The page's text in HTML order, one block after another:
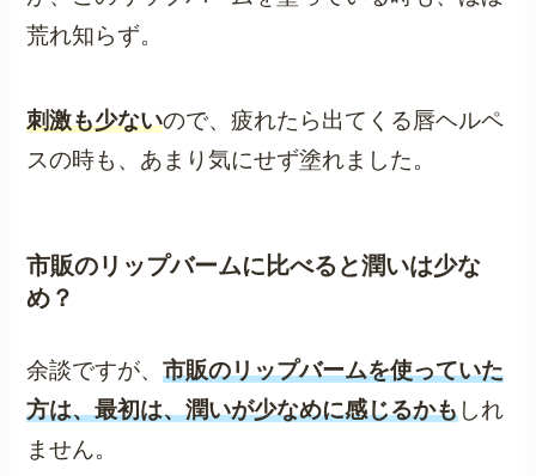
荒れ知らず。
刺激も少ないので、疲れたら出てくる唇ヘルペ
スの時も、あまり気にせず塗れました。
市販のリップバームに比べると潤いは少な
め？
余談ですが、市販のリップバームを使っていた
方は、最初は、潤いが少なめに感じるかもしれ
ません。